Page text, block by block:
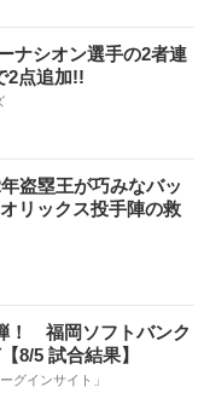
ナシオン選手の2者連
2点追加!!
盗塁王が巧みなバッ
リックス投手陣の救
！ 福岡ソフトバンク
8/5 試合結果】
グインサイト」